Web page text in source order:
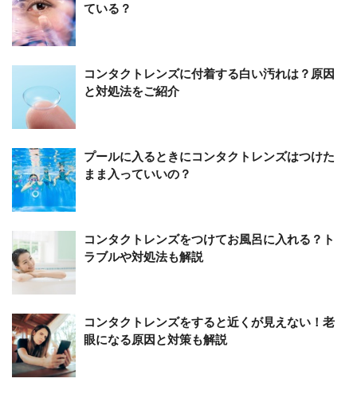
ている？
コンタクトレンズに付着する白い汚れは？原因
と対処法をご紹介
プールに入るときにコンタクトレンズはつけた
まま入っていいの？
コンタクトレンズをつけてお風呂に入れる？ト
ラブルや対処法も解説
コンタクトレンズをすると近くが見えない！老
眼になる原因と対策も解説